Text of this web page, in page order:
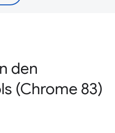
den
(Chrome 83)